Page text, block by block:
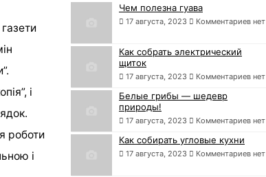
і
роботи
і
Чем полезна гуава
17 августа, 2023 Комментариев нет
Как собрать электрический
щиток
17 августа, 2023 Комментариев нет
Белые грибы — шедевр
природы!
17 августа, 2023 Комментариев нет
Как собирать угловые кухни
17 августа, 2023 Комментариев нет